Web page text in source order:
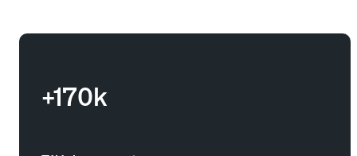
+170k